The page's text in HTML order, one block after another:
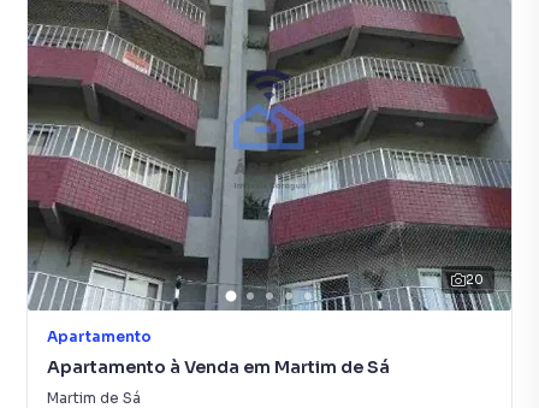
20
Apartamento
Apartamento à Venda em Martim de Sá
Martim de Sá